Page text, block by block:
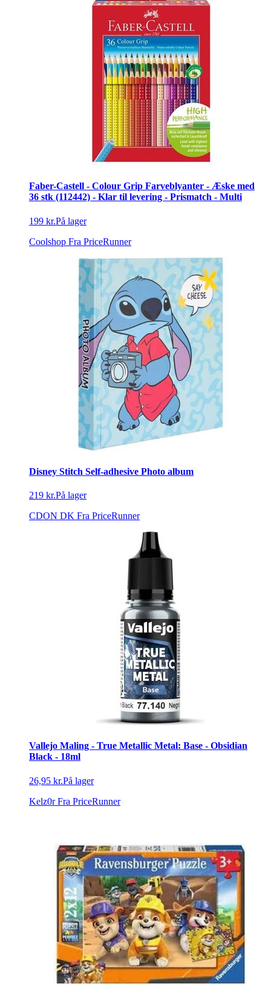
Faber-Castell - Colour Grip Farveblyanter - Æske med
36 stk (112442) - Klar til levering - Prismatch - Multi
199 kr.På lager
Coolshop Fra PriceRunner
Disney Stitch Self-adhesive Photo album
219 kr.På lager
CDON DK Fra PriceRunner
Vallejo Maling - True Metallic Metal: Base - Obsidian
Black - 18ml
26,95 kr.På lager
Kelz0r Fra PriceRunner